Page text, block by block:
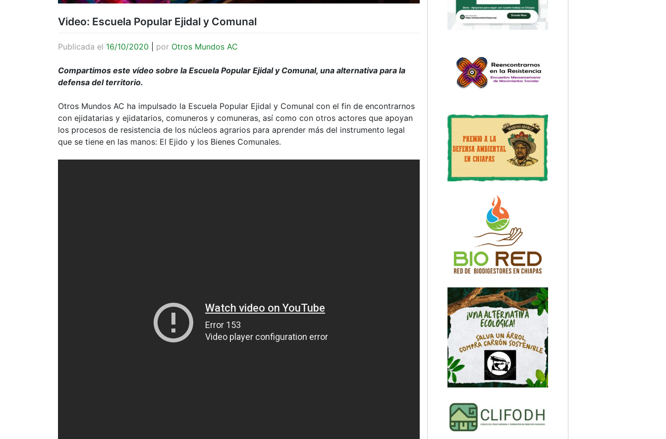
Video: Escuela Popular Ejidal y Comunal
Publicada el 16/10/2020 por Otros Mundos AC
Compartimos este vídeo sobre la Escuela Popular Ejidal y Comunal, una alternativa para la
defensa del territorio.
Otros Mundos AC ha impulsado la Escuela Popular Ejidal y Comunal con el fin de encontrarnos
con ejidatarias y ejidatarios, comuneros y comuneras, así como con otros actores que apoyan
los procesos de resistencia de los núcleos agrarios para aprender más del instrumento legal
que se tiene en las manos: El Ejido y los Bienes Comunales.